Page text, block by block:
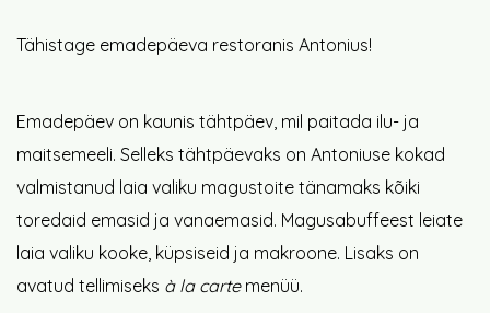
Tähistage emadepäeva restoranis Antonius!
Emadepäev on kaunis tähtpäev, mil paitada ilu- ja
maitsemeeli. Selleks tähtpäevaks on Antoniuse kokad
valmistanud laia valiku magustoite tänamaks kõiki
toredaid emasid ja vanaemasid. Magusabuffeest leiate
laia valiku kooke, küpsiseid ja makroone. Lisaks on
avatud tellimiseks à la cartemenüü.